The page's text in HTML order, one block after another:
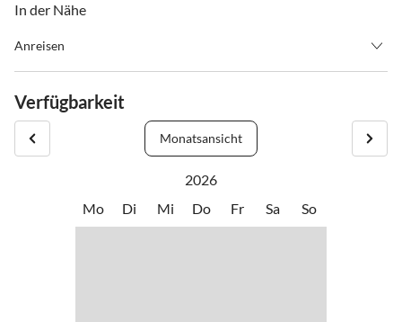
In der Nähe
Anreisen
Verkehrsleitzone K am Ortsende von Ischgl rechts über die
Trisannabrücke - zweites Haus auf der linken Seite.
Verfügbarkeit
Monatsansicht
2026
Mo
Di Mi Do Fr Sa So